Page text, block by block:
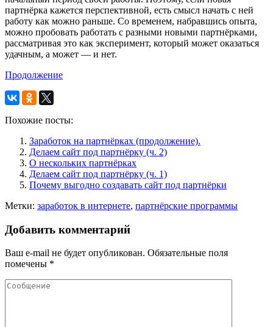
партнёрка кажется перспективной, есть смысл начать с ней
работу как можно раньше. Со временем, набравшись опыта,
можно пробовать работать с разными новыми партнёрками,
рассматривая это как эксперимент, который может оказаться
удачным, а может — и нет.
Продолжение
Похожие посты:
Заработок на партнёрках (продолжение).
Делаем сайт под партнёрку (ч. 2)
О нескольких партнёрках
Делаем сайт под партнёрку (ч. 1)
Почему выгодно создавать сайт под партнёрки
Метки: заработок в интернете, партнёрские программы
Добавить комментарий
Ваш e-mail не будет опубликован. Обязательные поля
помечены *